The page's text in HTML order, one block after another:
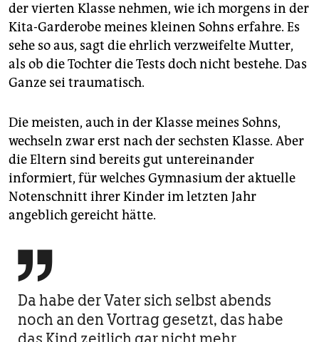
der vierten Klasse nehmen, wie ich morgens in der
Kita-Garderobe meines kleinen Sohns erfahre. Es
sehe so aus, sagt die ehrlich verzweifelte Mutter,
als ob die Tochter die Tests doch nicht bestehe. Das
Ganze sei traumatisch.
Die meisten, auch in der Klasse meines Sohns,
wechseln zwar erst nach der sechsten Klasse. Aber
die Eltern sind bereits gut untereinander
informiert, für welches Gymnasium der aktuelle
Notenschnitt ihrer Kinder im letzten Jahr
angeblich gereicht hätte.

Da habe der Vater sich selbst abends
noch an den Vortrag gesetzt, das habe